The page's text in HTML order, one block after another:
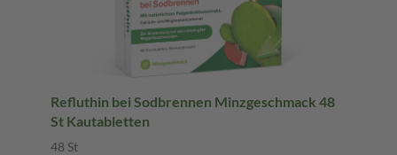
Refluthin bei Sodbrennen Minzgeschmack 48
St Kautabletten
48 St